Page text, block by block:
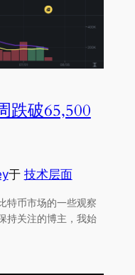
跌破65,500
于 技术层面
特币市场的一些观察
持关注的博主，我始